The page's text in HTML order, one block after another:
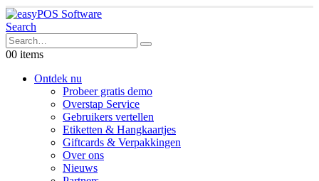
Search
00 items
Ontdek nu
Probeer gratis demo
Overstap Service
Gebruikers vertellen
Etiketten & Hangkaartjes
Giftcards & Verpakkingen
Over ons
Nieuws